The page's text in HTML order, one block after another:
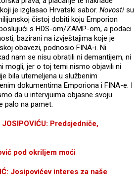
je izglasao Hrvatski sabor. Novosti su
čistoj dobiti koju Emporion
s HDS-om/ZAMP-om, a podaci
bazirani na izvještajima koje je
obavezi, podnosio FINA-i. Ni
nam se nisu obratili ni demantijem, ni
mogli, jer o toj temi nismo objavili ni
bila utemeljena u službenim
dokumentima Emporiona i FINA-e. I
da u intervjuima objasne svoju
palo na pamet.
JOSIPOVIĆU: Predsjedniče,
pod okriljem moći
Josipovićev interes za naše